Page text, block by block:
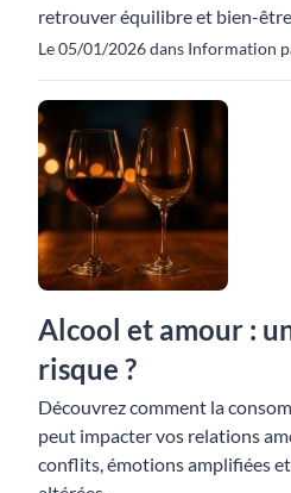
retrouver équilibre et bien-
Le 05/01/2026 dans Information
Alcool et amour :
risque ?
Découvrez comment la
peut impacter vos relations
conflits, émotions amplifiées